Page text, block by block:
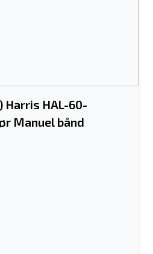
Harris HAL-60-
Manuel bånd
e-mail